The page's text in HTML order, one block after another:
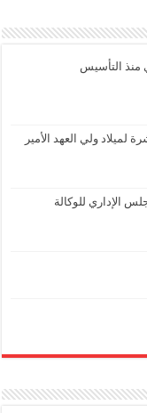
منذ التأسيس
لميلاد ولي العهد الأمير
الإداري للوكالة